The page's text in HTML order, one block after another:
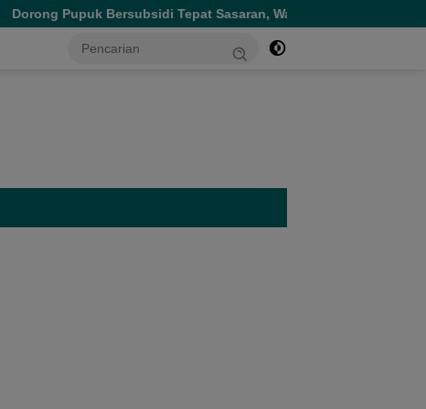
Tepat Sasaran, Wagub Malut Tekankan Pentingnya